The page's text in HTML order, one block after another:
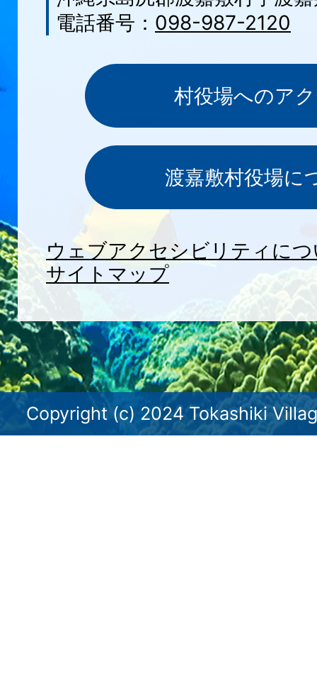
電話番号： 098-987-2120
村役場へのア
渡嘉敷村役場に
ウェブアクセシビリティに
サイトマップ
Copyright (c) 2024 Tokashiki